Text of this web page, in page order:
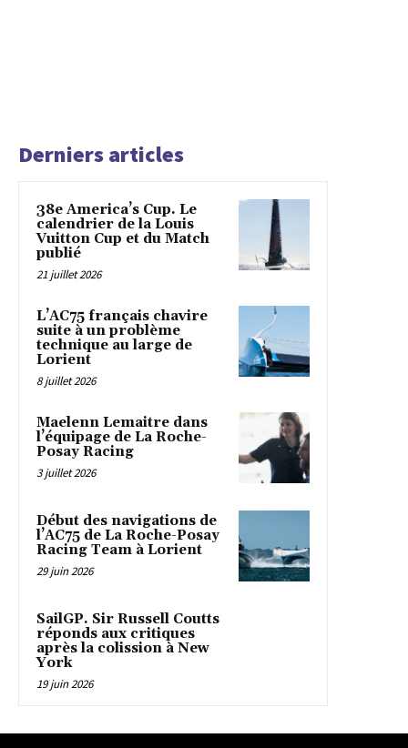
Derniers articles
38e America’s Cup. Le
calendrier de la Louis
Vuitton Cup et du Match
publié
21 juillet 2026
L’AC75 français chavire
suite à un problème
technique au large de
Lorient
8 juillet 2026
Maelenn Lemaitre dans
l’équipage de La Roche-
Posay Racing
3 juillet 2026
Début des navigations de
l’AC75 de La Roche-Posay
Racing Team à Lorient
29 juin 2026
SailGP. Sir Russell Coutts
réponds aux critiques
après la colission à New
York
19 juin 2026